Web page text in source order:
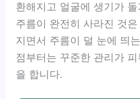
환해지고 얼굴에 생기가
주름이 완전히 사라진 것
지면서 주름이 덜 눈에 띄
점부터는 꾸준한 관리가
을 합니다.